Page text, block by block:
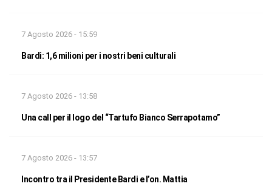
7 Agosto 2026 - 15:59
Bardi: 1,6 milioni per i nostri beni culturali
7 Agosto 2026 - 13:58
Una call per il logo del “Tartufo Bianco Serrapotamo”
7 Agosto 2026 - 13:57
Incontro tra il Presidente Bardi e l’on. Mattia